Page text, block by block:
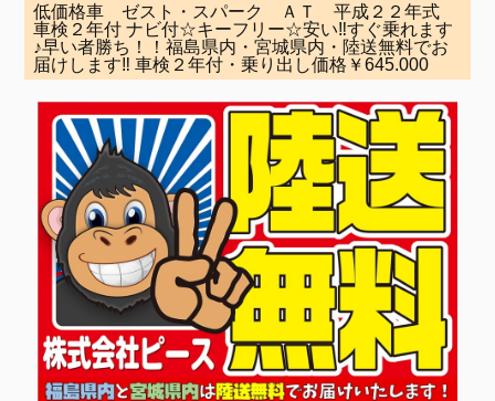
低価格車 ゼスト・スパーク ＡＴ 平成２２年式
車検２年付 ナビ付☆キーフリー☆安い‼すぐ乗れます
♪早い者勝ち！！福島県内・宮城県内・陸送無料でお
届けします‼ 車検２年付・乗り出し価格￥645.000